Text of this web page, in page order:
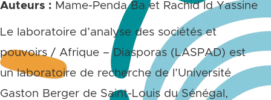
Auteurs : Mame-Penda Ba et Rachid Id Yassine
Le laboratoire d’analyse des sociétés et
pouvoirs / Afrique – Diasporas (LASPAD) est
un laboratoire de recherche de l’Université
Gaston Berger de Saint-Louis du Sénégal,